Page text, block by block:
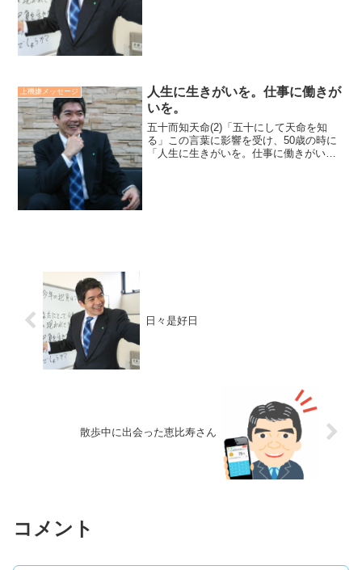
上機嫌メッセージ
人生に生きがいを。仕事に働きが
いを。
五十而知天命(2)「五十にして天命を知
る」この言葉に影響を受け、50歳の時に
「人生に生きがいを。仕事に働きがい
日々是好日
散歩中に出会った恵比寿さん
コメント